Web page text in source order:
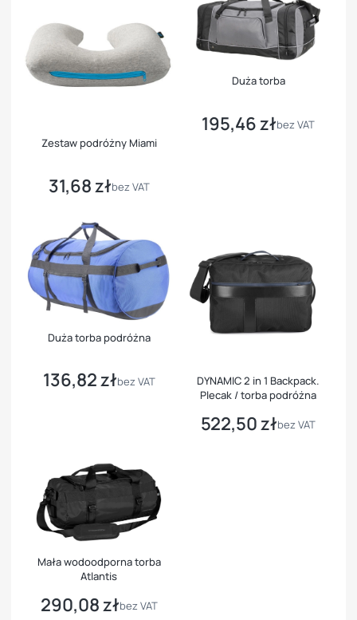
Zestaw podróżny Miami
Cena
31,68 złbez VAT
Duża torba
Cena
195,46 złbez VAT
Duża torba podróżna
Cena
136,82 złbez VAT
DYNAMIC 2 in 1 Backpack.
Plecak / torba podróżna
Cena
522,50 złbez VAT
Mała wodoodporna torba
Atlantis
Cena
290,08 złbez VAT